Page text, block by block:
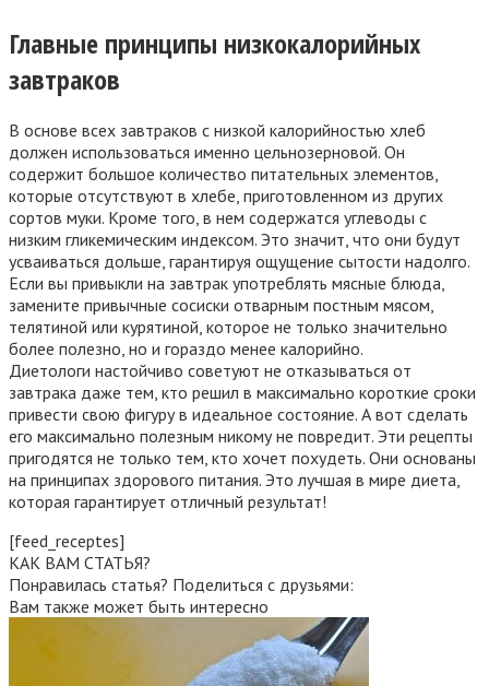
Главные принципы низкокалорийных
завтраков
В основе всех завтраков с низкой калорийностью хлеб
должен использоваться именно цельнозерновой. Он
содержит большое количество питательных элементов,
которые отсутствуют в хлебе, приготовленном из других
сортов муки. Кроме того, в нем содержатся углеводы с
низким гликемическим индексом. Это значит, что они будут
усваиваться дольше, гарантируя ощущение сытости надолго.
Если вы привыкли на завтрак употреблять мясные блюда,
замените привычные сосиски отварным постным мясом,
телятиной или курятиной, которое не только значительно
более полезно, но и гораздо менее калорийно.
Диетологи настойчиво советуют не отказываться от
завтрака даже тем, кто решил в максимально короткие сроки
привести свою фигуру в идеальное состояние. А вот сделать
его максимально полезным никому не повредит. Эти рецепты
пригодятся не только тем, кто хочет похудеть. Они основаны
на принципах здорового питания. Это лучшая в мире диета,
которая гарантирует отличный результат!
[feed_receptes]
КАК ВАМ СТАТЬЯ?
Понравилась статья? Поделиться с друзьями:
Вам также может быть интересно